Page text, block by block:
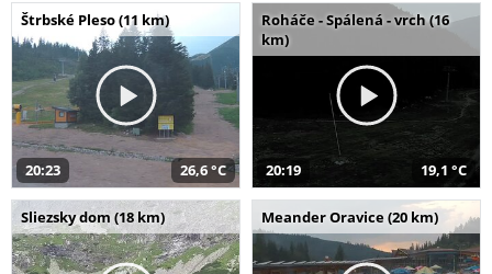
Štrbské Pleso (11 km)
20:23 26,6 °C
Roháče - Spálená - vrch (16
km)
20:19 19,1 °C
Sliezsky dom (18 km) Meander Oravice (20 km)